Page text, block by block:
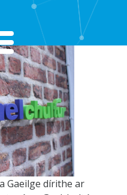
Gaeilge dírithe ar